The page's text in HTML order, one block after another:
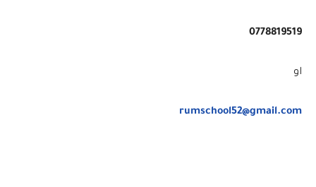
0778819519
او
rumschool52@gmail.com